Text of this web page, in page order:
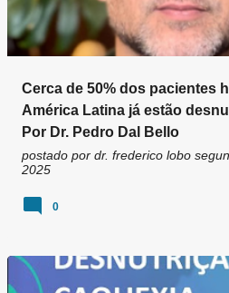
Cerca de 50% dos pacientes
América Latina já estão
Por Dr. Pedro Dal Bello
postado por dr. frederico lobo
2025
0